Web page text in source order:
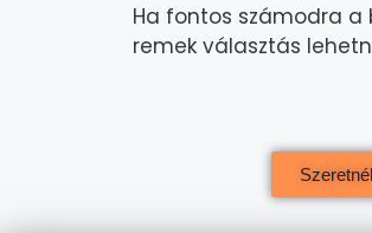
Ha fontos számodra a
remek választás